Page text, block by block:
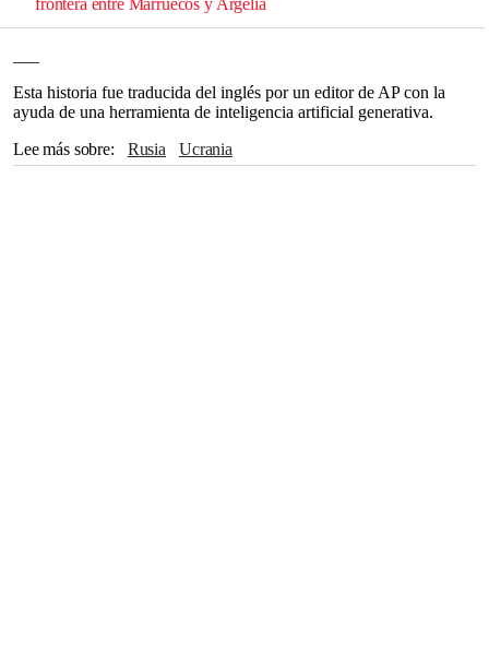
frontera entre Marruecos y Argelia
Esta historia fue traducida del inglés por un editor de AP con la
ayuda de una herramienta de inteligencia artificial generativa.
Lee más sobre
Rusia Ucrania